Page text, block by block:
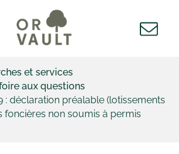
et services
aux questions
: déclaration préalable (lotissements
foncières non soumis à permis